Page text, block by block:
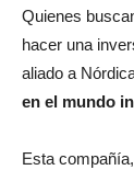
Quienes
hacer una
aliado a
en el mundo
Esta